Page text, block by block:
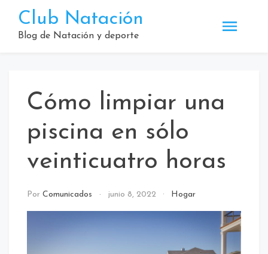
contenido
Club Natación
Blog de Natación y deporte
Cómo limpiar una
piscina en sólo
veinticuatro horas
Por Comunicados junio 8, 2022 Hogar